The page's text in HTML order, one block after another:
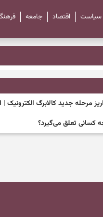
سیاست اقتصاد جامعه
جدید کالابرگ الکترونیک | اطلاعیه مهم
تعلق می‌گیرد؟